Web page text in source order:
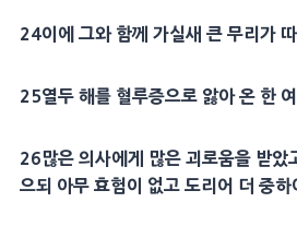
24이에 그와 함께 가실새 큰 무리가
25열두 해를 혈루증으로 앓아 온 한
26많은 의사에게 많은 괴로움을 받았
으되 아무 효험이 없고 도리어 더 중하